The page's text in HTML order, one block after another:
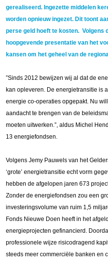
gerealiseerd. Ingezette middelen
worden opnieuw ingezet. Dit toont
perse geld hoeft te kosten. Volgens
hoopgevende presentatie van het
kansen om het geheel van de
”Sinds 2012 bewijzen wij al dat de
kan opleveren. De energietransitie is
energie co-operaties opgepakt. Nu
aandacht te brengen van de
moeten uitwerken.”, aldus Michel
13 energiefondsen.
Volgens Jemy Pauwels van het
‘grote’ energietransitie echt vorm
hebben de afgelopen jaren 673
Zonder de energiefondsen zou een
investeringsvolume van ruim 1,5
Fonds Nieuwe Doen heeft in het
energieprojecten gefinancierd.
professionele wijze risicodragend
steeds meer commerciële banken en